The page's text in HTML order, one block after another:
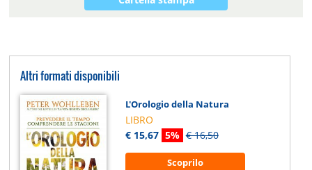
Altri formati disponibili
L'Orologio della Natura
LIBRO
€ 15,67 5% € 16,50
Scoprilo